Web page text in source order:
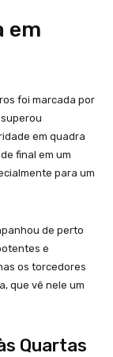
em
foi marcada por
em quadra
final em um
para um
de perto
e
os torcedores
que vê nele um
Quartas